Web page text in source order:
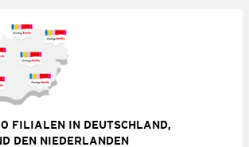
FILIALEN IN DEUTSCHLAND,
DEN NIEDERLANDEN